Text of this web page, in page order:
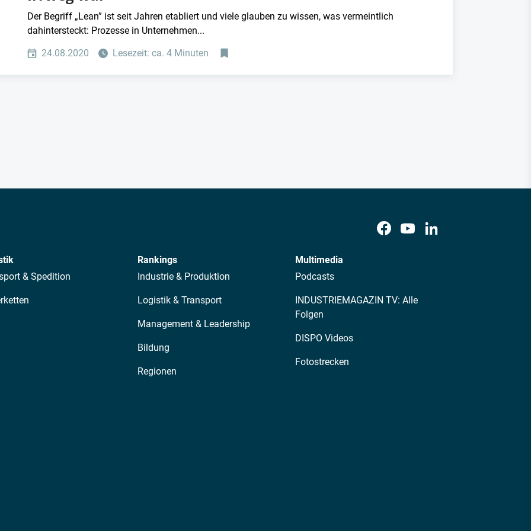
Der Begriff „Lean” ist seit Jahren etabliert und viele glauben zu wissen, was vermeintlich
dahintersteckt: Prozesse in Unternehmen...
24.08.2020
Lesezeit: ca. 4 Minuten
& Spedition
Rankings
Industrie & Produktion
Logistik & Transport
Management & Leadership
Bildung
Regionen
Multimedia
Podcasts
INDUSTRIEMAGAZIN TV: Alle
Folgen
DISPO Videos
Fotostrecken